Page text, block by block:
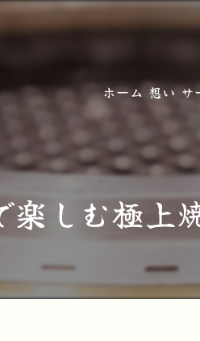
ホーム 想い サ
楽しむ極上